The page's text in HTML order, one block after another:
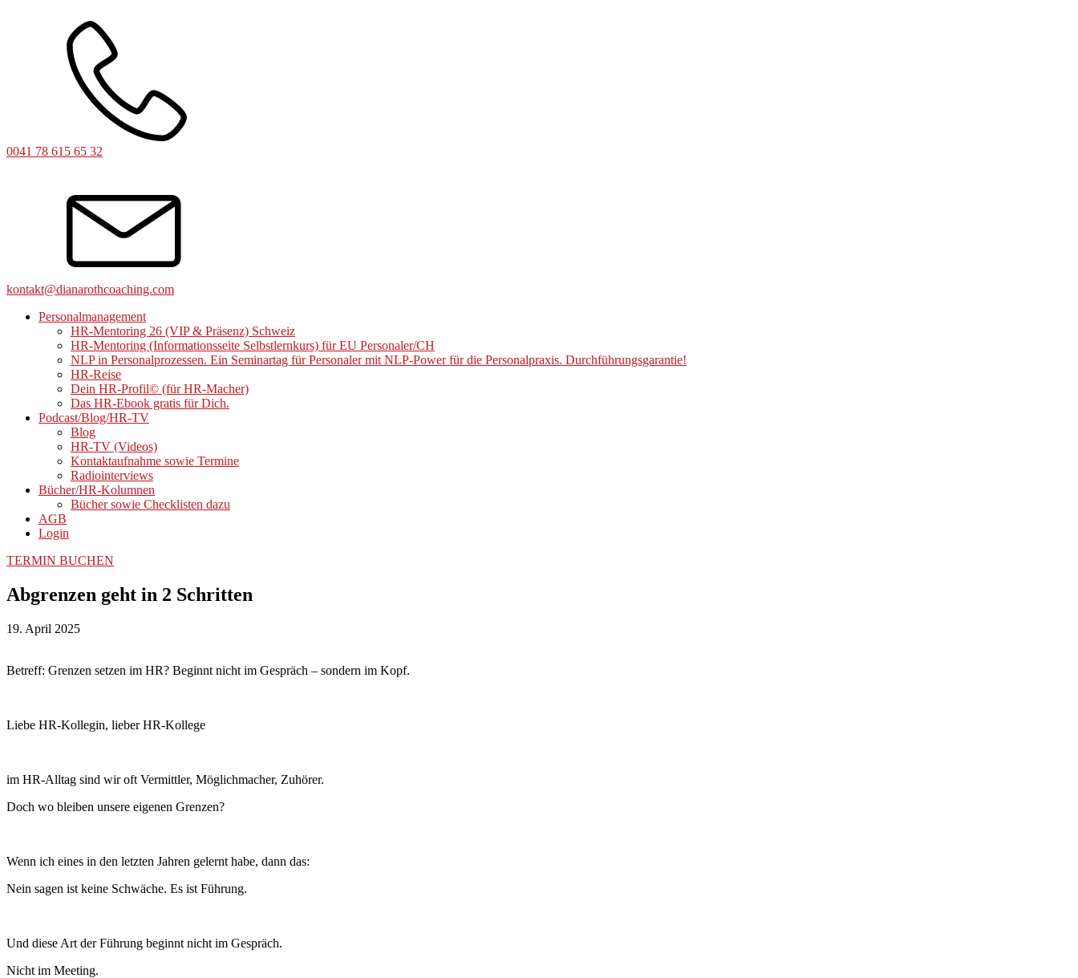
0041 78 615 65 32
kontakt@dianarothcoaching.com
Personalmanagement
HR-Mentoring 26 (VIP & Präsenz) Schweiz
HR-Mentoring (Informationsseite Selbstlernkurs) für EU Personaler/CH
NLP in Personalprozessen. Ein Seminartag für Personaler mit NLP-Power für die Personalpraxis. Durchführungsgarantie!
HR-Reise
Dein HR-Profil© (für HR-Macher)
Das HR-Ebook gratis für Dich.
Podcast/Blog/HR-TV
Blog
HR-TV (Videos)
Kontaktaufnahme sowie Termine
Radiointerviews
Bücher/HR-Kolumnen
Bücher sowie Checklisten dazu
AGB
Login
TERMIN BUCHEN
Abgrenzen geht in 2 Schritten
19. April 2025
Betreff: Grenzen setzen im HR? Beginnt nicht im Gespräch – sondern im Kopf.
Liebe HR-Kollegin, lieber HR-Kollege
im HR-Alltag sind wir oft Vermittler, Möglichmacher, Zuhörer.
Doch wo bleiben unsere eigenen Grenzen?
Wenn ich eines in den letzten Jahren gelernt habe, dann das:
Nein sagen ist keine Schwäche. Es ist Führung.
Und diese Art der Führung beginnt nicht im Gespräch.
Nicht im Meeting.